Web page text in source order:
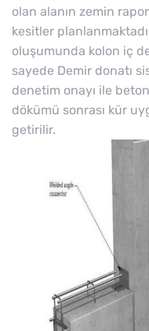
olan alanın zemin
kesitler
oluşumunda kolon iç
sayede Demir donatı
denetim onayı ile
dökümü sonrası kür
getirilir.